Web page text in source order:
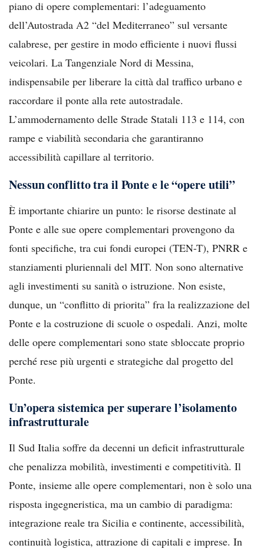
piano di opere complementari: l’adeguamento
dell’Autostrada A2 “del Mediterraneo” sul versante
calabrese, per gestire in modo efficiente i nuovi flussi
veicolari. La Tangenziale Nord di Messina,
indispensabile per liberare la città dal traffico urbano e
raccordare il ponte alla rete autostradale.
L’ammodernamento delle Strade Statali 113 e 114, con
rampe e viabilità secondaria che garantiranno
accessibilità capillare al territorio.
Nessun conflitto tra il Ponte e le “opere utili”
È importante chiarire un punto: le risorse destinate al
Ponte e alle sue opere complementari provengono da
fonti specifiche, tra cui fondi europei (TEN-T), PNRR e
stanziamenti pluriennali del MIT. Non sono alternative
agli investimenti su sanità o istruzione. Non esiste,
dunque, un “conflitto di priorita” fra la realizzazione del
Ponte e la costruzione di scuole o ospedali. Anzi, molte
delle opere complementari sono state sbloccate proprio
perché rese più urgenti e strategiche dal progetto del
Ponte.
Un’opera sistemica per superare l’isolamento
infrastrutturale
Il Sud Italia soffre da decenni un deficit infrastrutturale
che penalizza mobilità, investimenti e competitività. Il
Ponte, insieme alle opere complementari, non è solo una
risposta ingegneristica, ma un cambio di paradigma:
integrazione reale tra Sicilia e continente, accessibilità,
continuità logistica, attrazione di capitali e imprese. In